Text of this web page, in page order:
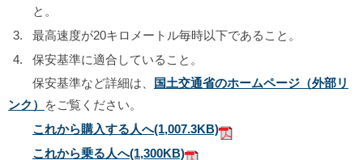
と。
最高速度が20キロメートル毎時以下であること。
保安基準に適合していること。
保安基準など詳細は、
国土交通省のホームページ（外部リ
ンク）
をご覧ください。
これから購入する人へ(1,007.3KB)
これから乗る人へ(1,300KB)